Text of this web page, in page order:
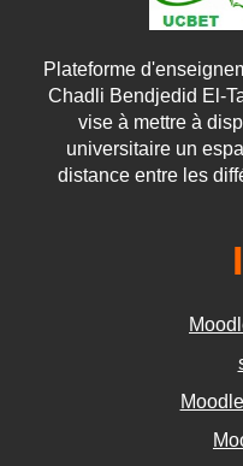
Plateforme
Chadli Bendjedid El-
vise à mettre à
universitaire un
distance entre les